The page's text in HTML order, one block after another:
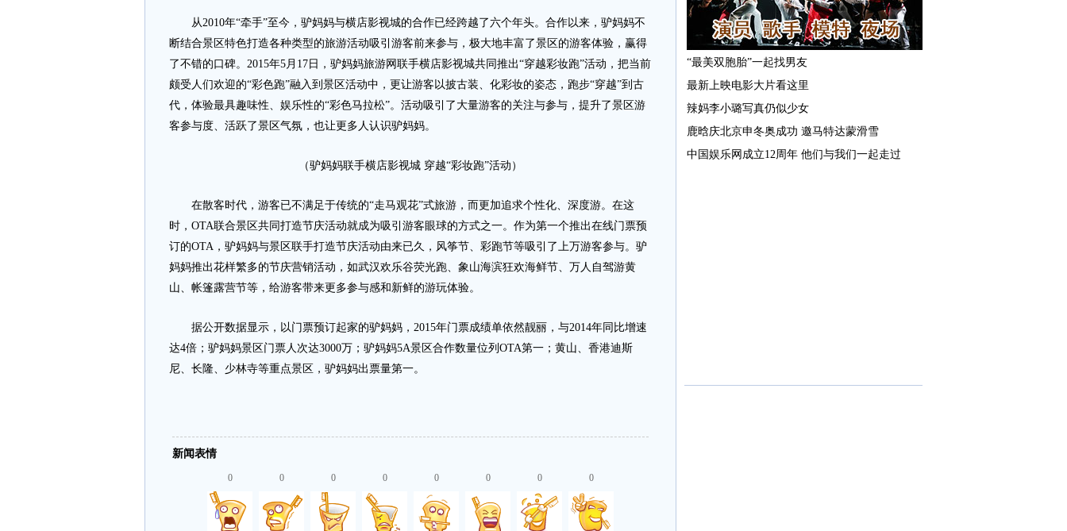
从2010年“牵手”至今，驴妈妈与横店影视城的合作已经跨越了六个年头。合作以来，驴妈妈不
断结合景区特色打造各种类型的旅游活动吸引游客前来参与，极大地丰富了景区的游客体验，赢得
了不错的口碑。2015年5月17日，驴妈妈旅游网联手横店影视城共同推出“穿越彩妆跑”活动，把当前
颇受人们欢迎的“彩色跑”融入到景区活动中，更让游客以披古装、化彩妆的姿态，跑步“穿越”到古
代，体验最具趣味性、娱乐性的“彩色马拉松”。活动吸引了大量游客的关注与参与，提升了景区游
客参与度、活跃了景区气氛，也让更多人认识驴妈妈。
（驴妈妈联手横店影视城 穿越“彩妆跑”活动）
在散客时代，游客已不满足于传统的“走马观花”式旅游，而更加追求个性化、深度游。在这
时，OTA联合景区共同打造节庆活动就成为吸引游客眼球的方式之一。作为第一个推出在线门票预
订的OTA，驴妈妈与景区联手打造节庆活动由来已久，风筝节、彩跑节等吸引了上万游客参与。驴
妈妈推出花样繁多的节庆营销活动，如武汉欢乐谷荧光跑、象山海滨狂欢海鲜节、万人自驾游黄
山、帐篷露营节等，给游客带来更多参与感和新鲜的游玩体验。
据公开数据显示，以门票预订起家的驴妈妈，2015年门票成绩单依然靓丽，与2014年同比增速
达4倍；驴妈妈景区门票人次达3000万；驴妈妈5A景区合作数量位列OTA第一；黄山、香港迪斯
尼、长隆、少林寺等重点景区，驴妈妈出票量第一。
新闻表情
0 0 0 0 0 0 0 0